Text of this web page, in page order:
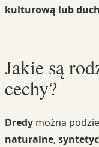
kulturową lub
Jakie są
cechy?
Dredy można
naturalne,